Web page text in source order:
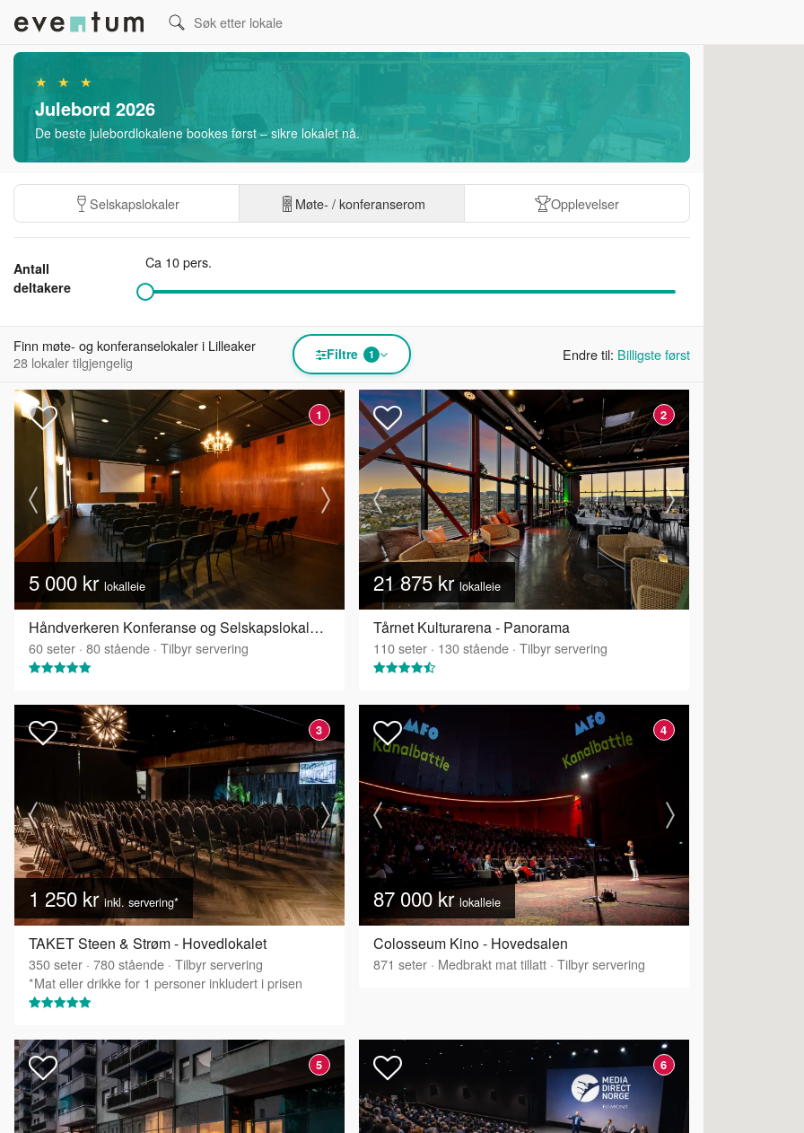
★ ★ ★
Julebord 2026
De beste julebordlokalene bookes først – sikre lokalet nå.
Selskapslokaler Møte- / konferanserom Opplevelser
Antall
deltakere
Ca 10 pers.
Finn møte- og konferanselokaler i Lilleaker
28 lokaler tilgjengelig
Filtre 1 Endre til: Billigste først
1
5 000 kr lokalleie
Håndverkeren Konferanse og Selskapslokaler - Industrisalen
60seter · 80stående · Tilbyr servering
2
21 875 krlokalleie
Tårnet Kulturarena - Panorama
110seter · 130stående · Tilbyr servering
3
1 250 krinkl. servering*
TAKET Steen & Strøm - Hovedlokalet
350seter · 780stående · Tilbyr servering
*Mat eller drikke for 1 personer inkludert i prisen
4
87 000 krlokalleie
Colosseum Kino - Hovedsalen
871 seter · Medbrakt mat tillatt · Tilbyr servering
5 6